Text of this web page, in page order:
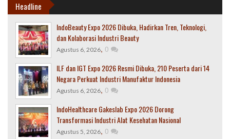
Headline
IndoBeauty Expo 2026 Dibuka, Hadirkan Tren, Teknologi,
dan Kolaborasi Industri Beauty
Agustus 6, 2026, 0
ILF dan IGT Expo 2026 Resmi Dibuka, 210 Peserta dari 14
Negara Perkuat Industri Manufaktur Indonesia
Agustus 6, 2026, 0
IndoHealthcare Gakeslab Expo 2026 Dorong
Transformasi Industri Alat Kesehatan Nasional
Agustus 5, 2026, 0